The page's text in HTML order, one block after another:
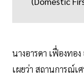
นางอารดา เฟื่องทอ
เผยว่า สถานการณ์เ